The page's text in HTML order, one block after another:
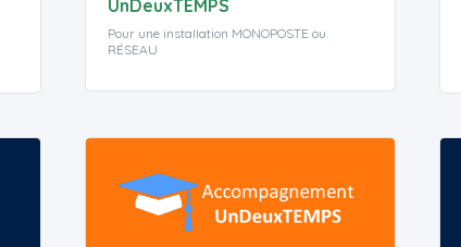
UnDeuxTEMPS
Pour une installation MONOPOSTE ou
RÉSEAU